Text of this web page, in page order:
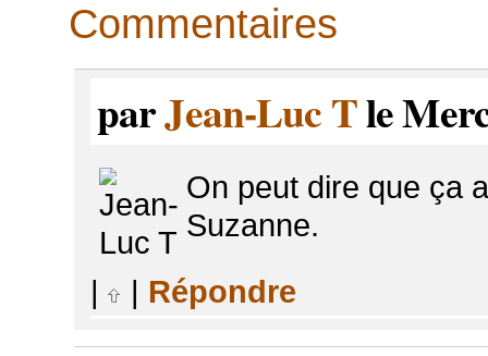
Commentaires
parJean-Luc Tle
On peut dire que ça
Suzanne.
|
| Répondre